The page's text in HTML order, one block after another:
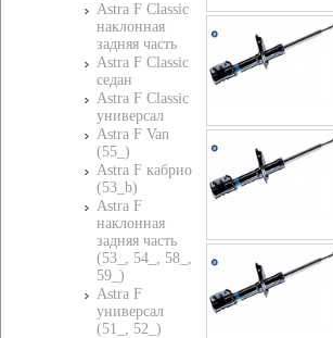
Astra F Classic
наклонная
задняя часть
Astra F Classic
седан
Astra F Classic
универсал
Astra F Van
(55_)
Astra F кабрио
(53_b)
Astra F
наклонная
задняя часть
(53_, 54_, 58_,
59_)
Astra F
универсал
(51_, 52_)